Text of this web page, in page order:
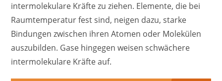
intermolekulare Kräfte zu ziehen. Elemente, die bei
Raumtemperatur fest sind, neigen dazu, starke
Bindungen zwischen ihren Atomen oder Molekülen
auszubilden. Gase hingegen weisen schwächere
intermolekulare Kräfte auf.